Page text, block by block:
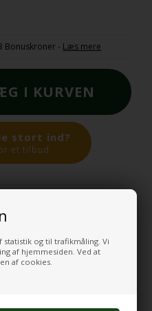
og til trafikmåling. Vi
af hjemmesiden. Ved at
af cookies.
Bonuskroner - Læs mere
stort ind?
et tilbud.
indeholder to rør for dobbelt
der hvirvler rundt i hvert rør
LED-lys, der lyser op i